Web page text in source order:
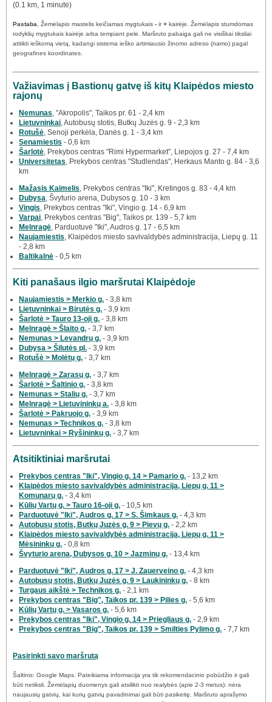
(0.1 km, 1 minutė)
Pastaba. Žemėlapio mastelis keičiamas mygtukais - ir+ kairėje. Žemėlapis stumdomas
rodyklių mygtukais kairėje arba tempiant pele. Maršruto pabaiga gali ne visiškai tiksliai
atitikti ieškomą vietą, kadangi sistema ieško artimiausio žinomo adreso (namo) pagal
geografines koordinates.
Važiavimas į Bastionų gatvę iš kitų Klaipėdos miesto
rajonų
Nemunas , "Akropolis", Taikos pr. 61 - 2,4 km
Lietuvninkai , Autobusų stotis, Butkų Juzės g. 9 - 2,3 km
Rotušė , Senoji perkėla, Danės g. 1 - 3,4 km
Senamiestis - 0,6 km
Šarlotė , Prekybos centras "Rimi Hypermarket", Liepojos g. 27 - 7,4 km
Universitetas , Prekybos centras "Studlendas", Herkaus Manto g. 84 - 3,6
km
Mažasis Kaimelis , Prekybos centras "Iki", Kretingos g. 83 - 4,4 km
Dubysa , Švyturio arena, Dubysos g. 10 - 3 km
Vingis , Prekybos centras "Iki", Vingio g. 14 - 6,9 km
Varpai , Prekybos centras "Big", Taikos pr. 139 - 5,7 km
Melnragė , Parduotuvė "Iki", Audros g. 17 - 6,5 km
Naujamiestis , Klaipėdos miesto savivaldybės administracija, Liepų g. 11
- 2,8 km
Baltikalnė - 0,5 km
Kiti panašaus ilgio maršrutai Klaipėdoje
Naujamiestis > Merkio g. - 3,8 km
Lietuvninkai > Birutės g. - 3,9 km
Šarlotė > Tauro 13-oji g. - 3,8 km
Melnragė > Šlaito g. - 3,7 km
Nemunas > Levandrų g. - 3,9 km
Dubysa > Šilutės pl. - 3,9 km
Rotušė > Molėtų g. - 3,7 km
Melnragė > Zarasų g. - 3,7 km
Šarlotė > Šaltinio g. - 3,8 km
Nemunas > Stalių g. - 3,7 km
Melnragė > Lietuvininkų a. - 3,8 km
Šarlotė > Pakruojo g. - 3,9 km
Nemunas > Technikos g. - 3,8 km
Lietuvninkai > Ryšininkų g. - 3,7 km
Atsitiktiniai maršrutai
Prekybos centras "Iki", Vingio g. 14 > Pamario g. - 13,2 km
Klaipėdos miesto savivaldybės administracija, Liepų g. 11 >
Komunarų g. - 3,4 km
Kūlių Vartų g. > Tauro 16-oji g. - 10,5 km
Parduotuvė "Iki", Audros g. 17 > S. Šimkaus g. - 4,3 km
Autobusų stotis, Butkų Juzės g. 9 > Pievų g. - 2,2 km
Klaipėdos miesto savivaldybės administracija, Liepų g. 11 >
Mėsininkų g. - 0,8 km
Švyturio arena, Dubysos g. 10 > Jazminų g. - 13,4 km
Parduotuvė "Iki", Audros g. 17 > J. Zauerveino g. - 4,3 km
Autobusų stotis, Butkų Juzės g. 9 > Laukininkų g. - 8 km
Turgaus aikštė > Technikos g. - 2,1 km
Prekybos centras "Big", Taikos pr. 139 > Pilies g. - 5,6 km
Kūlių Vartų g. > Vasaros g. - 5,6 km
Prekybos centras "Iki", Vingio g. 14 > Priegliaus g. - 2,9 km
Prekybos centras "Big", Taikos pr. 139 > Smilties Pylimo g. - 7,7 km
Pasirinkti savo maršrutą
Šaltinis: Google Maps. Pateikiama informacija yra tik rekomendacinio pobūdžio ir gali
būti netiksli. Žemėlapių duomenys gali atsilikti nuo realybės (apie 2-3 metus): nėra
naujausių gatvių, kai kurių gatvių pavadinimai gali būti pasikeitę. Maršruto aprašymo